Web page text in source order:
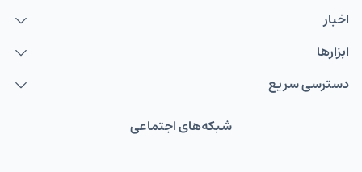
اخبار
ابزارها
دسترسی سریع
شبکه‌های اجتماعی